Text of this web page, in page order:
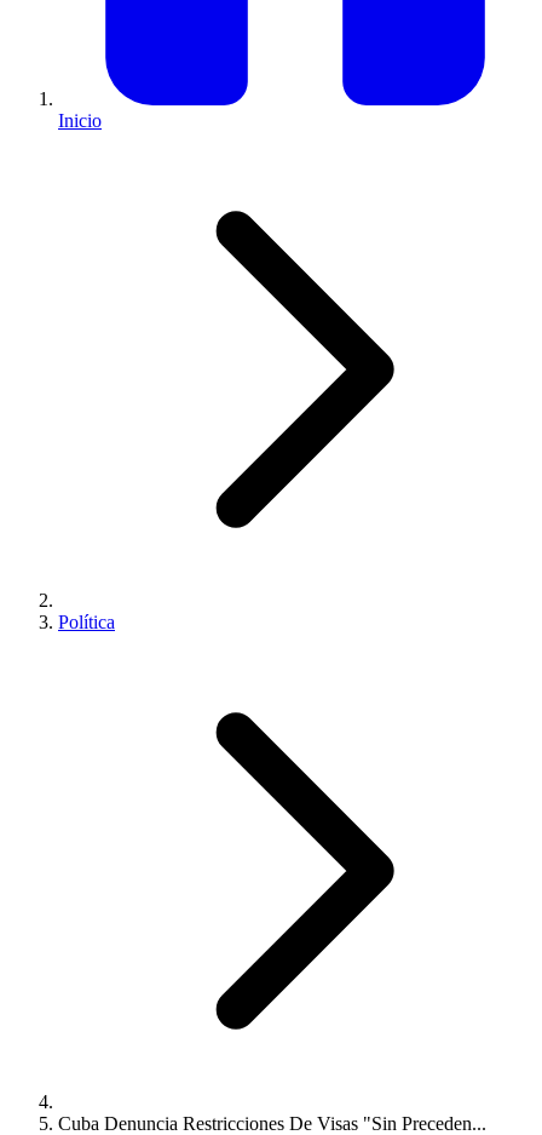
Inicio
Política
Cuba Denuncia Restricciones De Visas "Sin Preceden...